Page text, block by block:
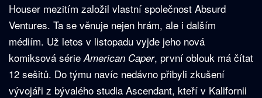
Houser mezitím založil vlastní společnost Absurd
Ventures. Ta se věnuje nejen hrám, ale i dalším
médiím. Už letos v listopadu vyjde jeho nová
komiksová série American Caper, první oblouk má čítat
12 sešitů. Do týmu navíc nedávno přibyli zkušení
vývojáři z bývalého studia Ascendant, kteří v Kalifornii